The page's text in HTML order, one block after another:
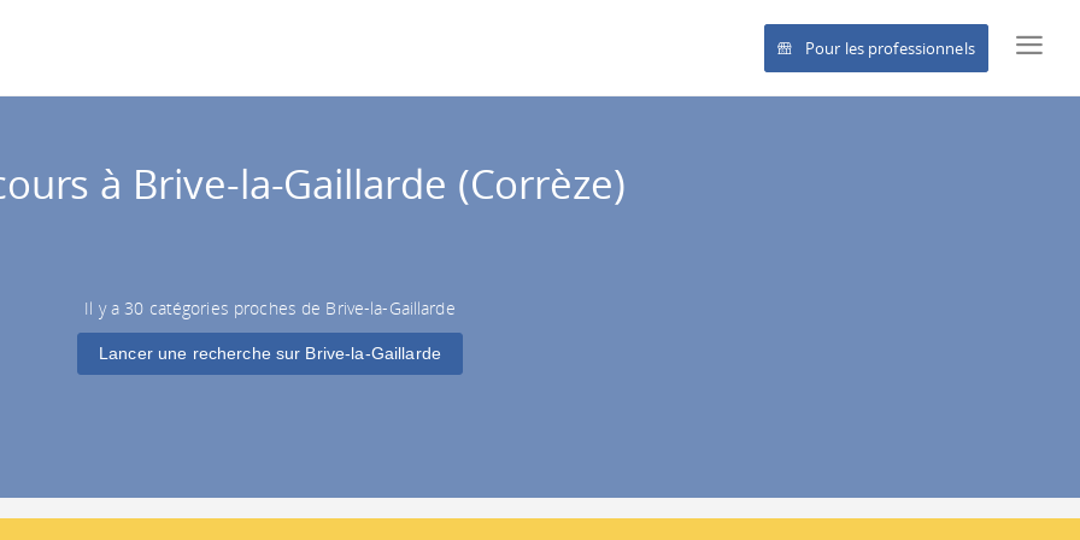
Pour les professionnels
à Brive-la-Gaillarde (Corrèze)
Il y a 30 catégories proches de Brive-la-Gaillarde
Lancer une recherche sur Brive-la-Gaillarde